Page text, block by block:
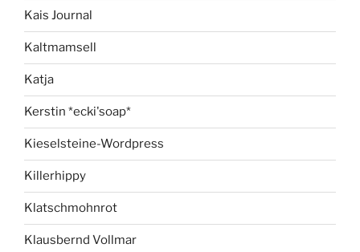
Kais Journal
Kaltmamsell
Katja
Kerstin *ecki'soap*
Kieselsteine-Wordpress
Killerhippy
Klatschmohnrot
Klausbernd Vollmar